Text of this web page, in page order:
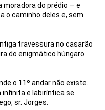
moradora do prédio — e
o caminho deles e, sem
travessura no casarão
do enigmático húngaro
o 11º andar não existe.
infinita e labiríntica se
sr. Jorges.